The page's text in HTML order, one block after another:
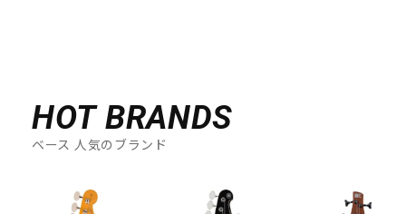
HOT BRANDS
ベース 人気のブランド